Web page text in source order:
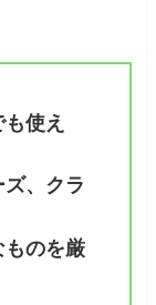
使え
、クラ
ものを厳